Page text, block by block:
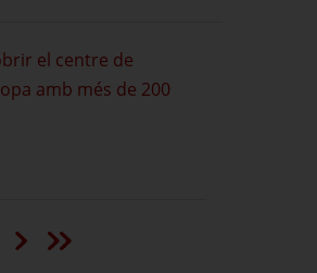
el centre de
amb més de 200
Vés a l'última pàgina